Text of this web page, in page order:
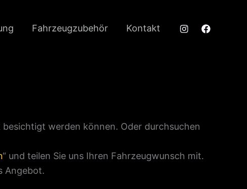
Fahrzeugzubehör Kontakt
werden können. Oder durchsuchen
“ und teilen Sie uns Ihren Fahrzeugwunsch mit.
Angebot.